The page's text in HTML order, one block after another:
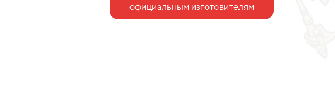
официальным изготовителям